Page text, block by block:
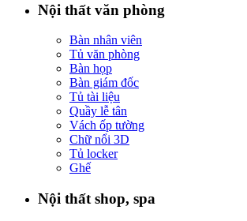
Nội thất văn phòng
Bàn nhân viên
Tủ văn phòng
Bàn họp
Bàn giám đốc
Tủ tài liệu
Quầy lễ tân
Vách ốp tường
Chữ nổi 3D
Tủ locker
Ghế
Nội thất shop, spa